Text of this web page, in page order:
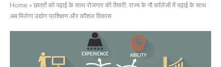
Home » छात्रों को पढ़ाई के साथ रोजगार की तैयारी: राज्य के नौ कॉलेजों में पढ़ाई के साथ
अब मिलेगा उद्योग प्रशिक्षण और कौशल विकास